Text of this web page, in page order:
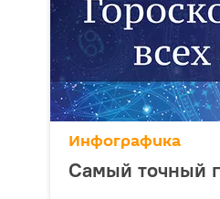
Инфографика
Самый точный